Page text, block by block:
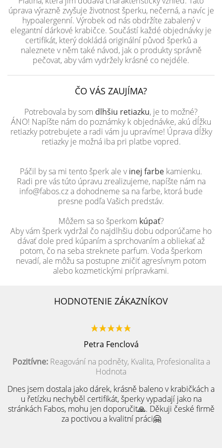
úprava výrazně zvyšuje životnost šperku, nečerná, a navíc je
hypoalergenní. Výrobek od nás obdržíte zabalený v
elegantní dárkové krabičce. Součástí každé objednávky je
certifikát, který dokládá originální původ šperků a
naleznete v něm také návod, jak o produkty správně
pečovat, aby vám vydržely krásné co nejdéle.
ČO VÁS ZAUJÍMA?
Potrebovala by som dlhšiu retiazku, je to možné?
ÁNO! Napíšte nám do poznámky k objednávke, akú dĺžku
retiazky potrebujete a radi vám ju upravíme! Úprava dĺžky
retiazky je možná iba pri platbe vopred.
Páčil by sa mi tento šperk ale vinej farbe kamienku.
Radi pre vás túto úpravu zrealizujeme, napíšte nám na
info@fabos.cz a dohodneme sa na farbe, ktorá bude
presne podľa Vašich predstáv.
Môžem sa so šperkom kúpať?
Aby vám šperk vydržal čo najdlhšiu dobu odporúčame ho
dávať dole pred kúpaním a sprchovaním a obliekať až
potom, čo na seba streknete parfum. Voda šperkom
nevadí, ale môžu sa postupne zničiť agresívnym potom
alebo kozmetickými prípravkami.
HODNOTENIE ZÁKAZNÍKOV
Petra Fenclová
Pozitívne:Reagování na podněty, Kvalita, Profesionalita a
Hodnota
Dnes jsem dostala jako dárek, krásně baleno v krabičkách a
u řetízku nechyběl certifikát, šperky vypadají jako na
stránkách Fabos, mohu jen doporučit🙏. Děkuji české firmě
za poctivou a kvalitní práci🤗